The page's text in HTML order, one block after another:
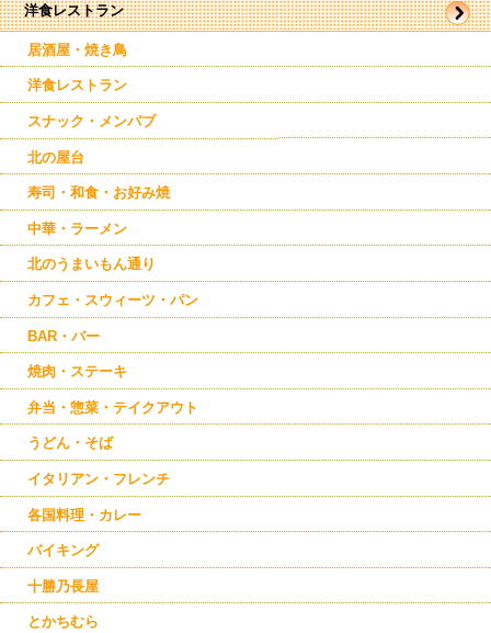
洋食レストラン
居酒屋・焼き鳥
洋食レストラン
スナック・メンパブ
北の屋台
寿司・和食・お好み焼
中華・ラーメン
北のうまいもん通り
カフェ・スウィーツ・パン
BAR・バー
焼肉・ステーキ
弁当・惣菜・テイクアウト
うどん・そば
イタリアン・フレンチ
各国料理・カレー
バイキング
十勝乃長屋
とかちむら
帯広市
駅近郊
駅周辺
東帯広
西帯広
南帯広
幕別
芽室
池田
鹿追
新得
本別
中札内